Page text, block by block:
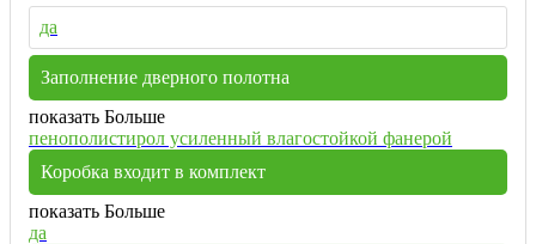
да
Заполнение дверного полотна
показать Больше
пенополистирол усиленный влагостойкой фанерой
Коробка входит в комплект
показать Больше
да